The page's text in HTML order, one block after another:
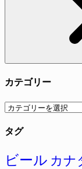
カテゴリー
カ
ゴ
ー
タグ
ビール カナ